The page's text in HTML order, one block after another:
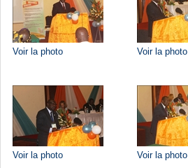
Voir la photo Voir la photo
Voir la photo Voir la photo